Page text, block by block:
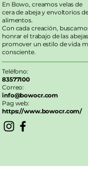
En Bowo, creamos velas de
cera de abeja y envoltorios
alimentos.
Con cada creación,
honrar el trabajo de las
promover un estilo de vida
consciente.
Teléfono:
83577100
Correo:
info@bowocr.com
Pag web:
https://www.bowocr.com/